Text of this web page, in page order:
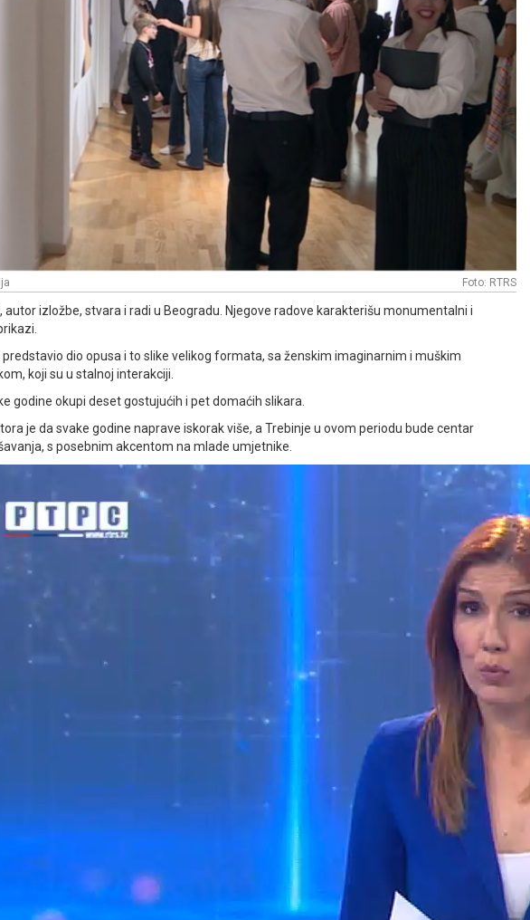
Foto: RTRS
autor izložbe, stvara i radi u Beogradu. Njegove radove karakterišu monumentalni i
predstavio dio opusa i to slike velikog formata, sa ženskim imaginarnim i muškim
koji su u stalnoj interakciji.
godine okupi deset gostujućih i pet domaćih slikara.
je da svake godine naprave iskorak više, a Trebinje u ovom periodu bude centar
s posebnim akcentom na mlade umjetnike.